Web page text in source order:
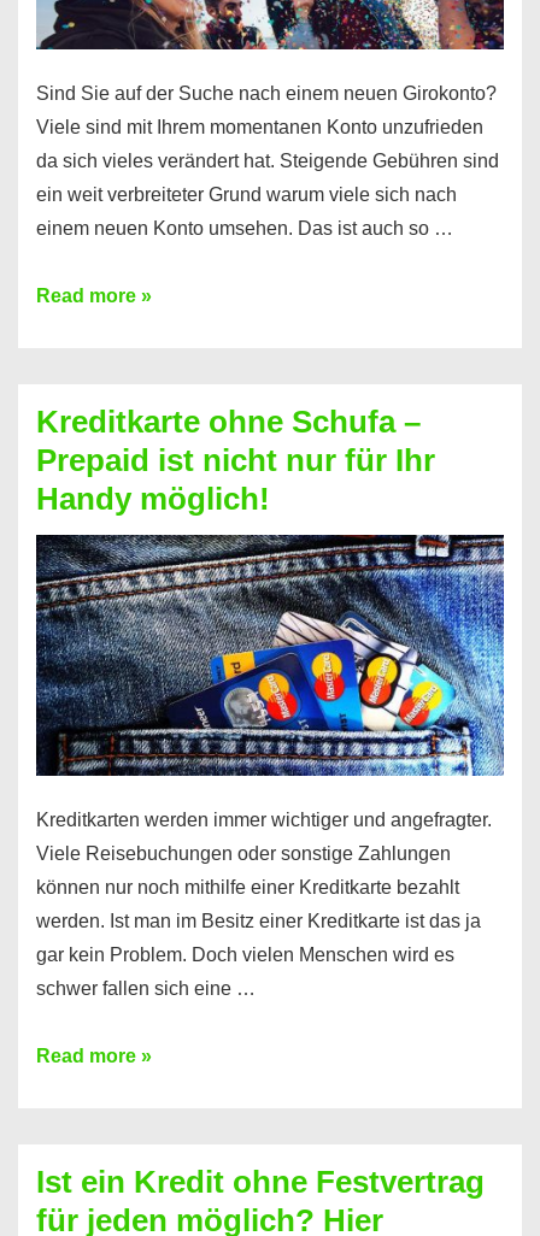
Sind Sie auf der Suche nach einem neuen Girokonto?
Viele sind mit Ihrem momentanen Konto unzufrieden
da sich vieles verändert hat. Steigende Gebühren sind
ein weit verbreiteter Grund warum viele sich nach
einem neuen Konto umsehen. Das ist auch so …
Konto
Neueröffnung
trotz
Schufaeintrag
möglich
Read more »
Kreditkarte ohne Schufa –
Prepaid ist nicht nur für Ihr
Handy möglich!
Kreditkarten werden immer wichtiger und angefragter.
Viele Reisebuchungen oder sonstige Zahlungen
können nur noch mithilfe einer Kreditkarte bezahlt
werden. Ist man im Besitz einer Kreditkarte ist das ja
gar kein Problem. Doch vielen Menschen wird es
schwer fallen sich eine …
Kreditkarte
Prepaid
ist
Read more »
Ist ein Kredit ohne Festvertrag
für jeden möglich? Hier